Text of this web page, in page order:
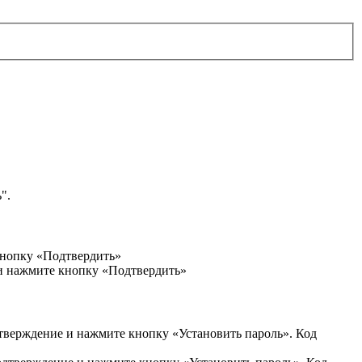
«Подтвердить»
кнопку «Подтвердить»
и нажмите кнопку «Установить пароль». Код